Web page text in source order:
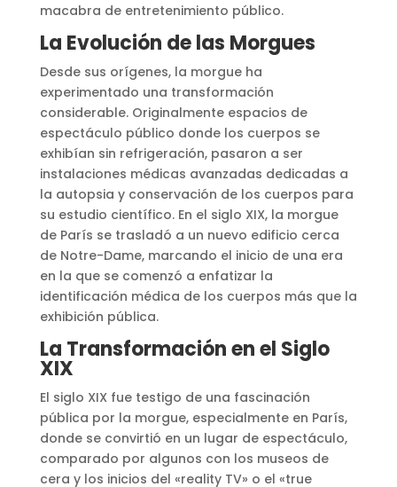
macabra de entretenimiento público​​.
La Evolución de las Morgues
Desde sus orígenes, la morgue ha
experimentado una transformación
considerable. Originalmente espacios de
espectáculo público donde los cuerpos se
exhibían sin refrigeración, pasaron a ser
instalaciones médicas avanzadas dedicadas a
la autopsia y conservación de los cuerpos para
su estudio científico. En el siglo XIX, la morgue
de París se trasladó a un nuevo edificio cerca
de Notre-Dame, marcando el inicio de una era
en la que se comenzó a enfatizar la
identificación médica de los cuerpos más que la
exhibición pública​​.
La Transformación en el Siglo
XIX
El siglo XIX fue testigo de una fascinación
pública por la morgue, especialmente en París,
donde se convirtió en un lugar de espectáculo,
comparado por algunos con los museos de
cera y los inicios del «reality TV» o el «true